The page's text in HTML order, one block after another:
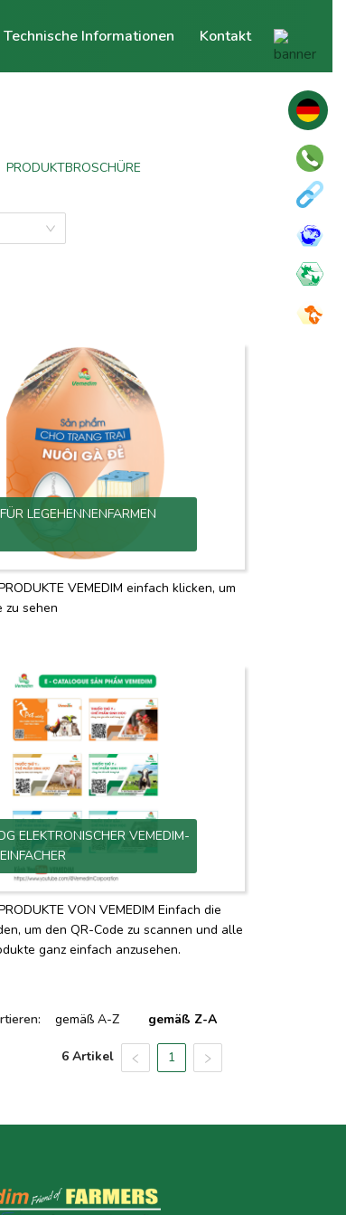
Technische Informationen Kontakt
PRODUKTBROSCHÜRE
LEGEHENNENFARMEN
VEMEDIM einfach klicken, um
zu sehen
ELEKTRONISCHER VEMEDIM-
VON VEMEDIM Einfach die
um den QR-Code zu scannen und alle
ganz einfach anzusehen.
: gemäß A-Z gemäß Z-A
6 Artikel 1